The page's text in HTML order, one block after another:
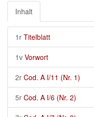
Inhalt
1r Titelblatt
1v Vorwort
2r Cod. A I/11 (Nr. 1)
5r Cod. A I/6 (Nr. 2)